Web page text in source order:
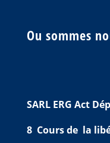
Ou sommes
SARL ERG Act
8 Cours de la